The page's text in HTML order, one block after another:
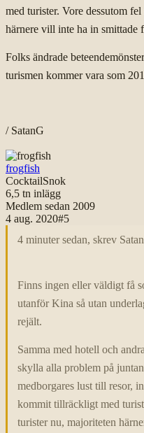
med turister. Vore dessutom
härnere vill inte ha in smittade
Folks ändrade
turismen kommer vara som
/ SatanG
frogfish
CocktailSnok
6,5 tn inlägg
Medlem sedan 2009
4 aug. 2020#5
4 minuter sedan, skrev
Finns ingen eller väldigt få
utanför Kina så utan
rejält.
Samma med hotell och
skylla alla problem på
medborgares lust till resor,
kommit tillräckligt med
turister nu, majoriteten